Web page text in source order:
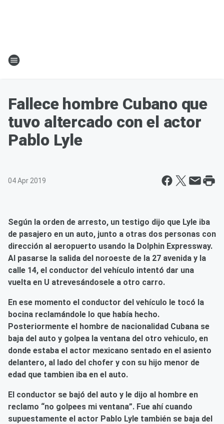
Fallece hombre Cubano que
tuvo altercado con el actor
Pablo Lyle
04 Apr 2019
Según la orden de arresto, un testigo dijo que Lyle iba
de pasajero en un auto, junto a otras dos personas con
dirección al aeropuerto usando la Dolphin Expressway.
Al pasarse la salida del noroeste de la 27 avenida y la
calle 14, el conductor del vehículo intentó dar una
vuelta en U atrevesándosele a otro carro.
En ese momento el conductor del vehículo le tocó la
bocina reclamándole lo que había hecho.
Posteriormente el hombre de nacionalidad Cubana se
baja del auto y golpea la ventana del otro vehiculo, en
donde estaba el actor mexicano sentado en el asiento
delantero, al lado del chofer y con su hijo menor de
edad que tambien iba en el auto.
El conductor se bajó del auto y le dijo al hombre en
reclamo “no golpees mi ventana”. Fue ahí cuando
supuestamente el actor Pablo Lyle también se baja del